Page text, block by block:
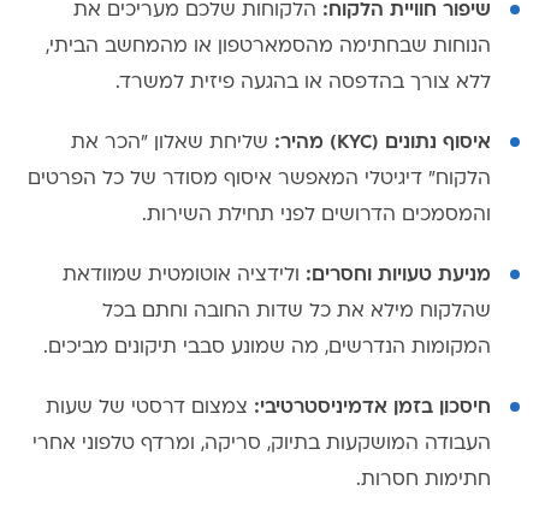
שיפור חוויית הלקוח: הלקוחות שלכם מעריכים את
הנוחות שבחתימה מהסמארטפון או מהמחשב הביתי,
ללא צורך בהדפסה או בהגעה פיזית למשרד.
איסוף נתונים (KYC) מהיר:
שליחת שאלון "הכר את
הלקוח" דיגיטלי המאפשר איסוף מסודר של כל הפרטים
והמסמכים הדרושים לפני תחילת השירות.
מניעת טעויות וחסרים: ולידציה אוטומטית שמוודאת
שהלקוח מילא את כל שדות החובה וחתם בכל
המקומות הנדרשים, מה שמונע סבבי תיקונים מביכים.
חיסכון בזמן אדמיניסטרטיבי: צמצום דרסטי של שעות
העבודה המושקעות בתיוק, סריקה, ומרדף טלפוני אחרי
חתימות חסרות.